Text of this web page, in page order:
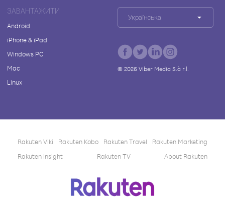
ЗАВАНТАЖИТИ
Android
iPhone & iPad
Windows PC
Mac
Linux
Українська
© 2026Viber Media S.à r.l.
Rakuten Viki Rakuten Kobo Rakuten Travel
Rakuten Marketing
Rakuten Insight
Rakuten TV About Rakuten